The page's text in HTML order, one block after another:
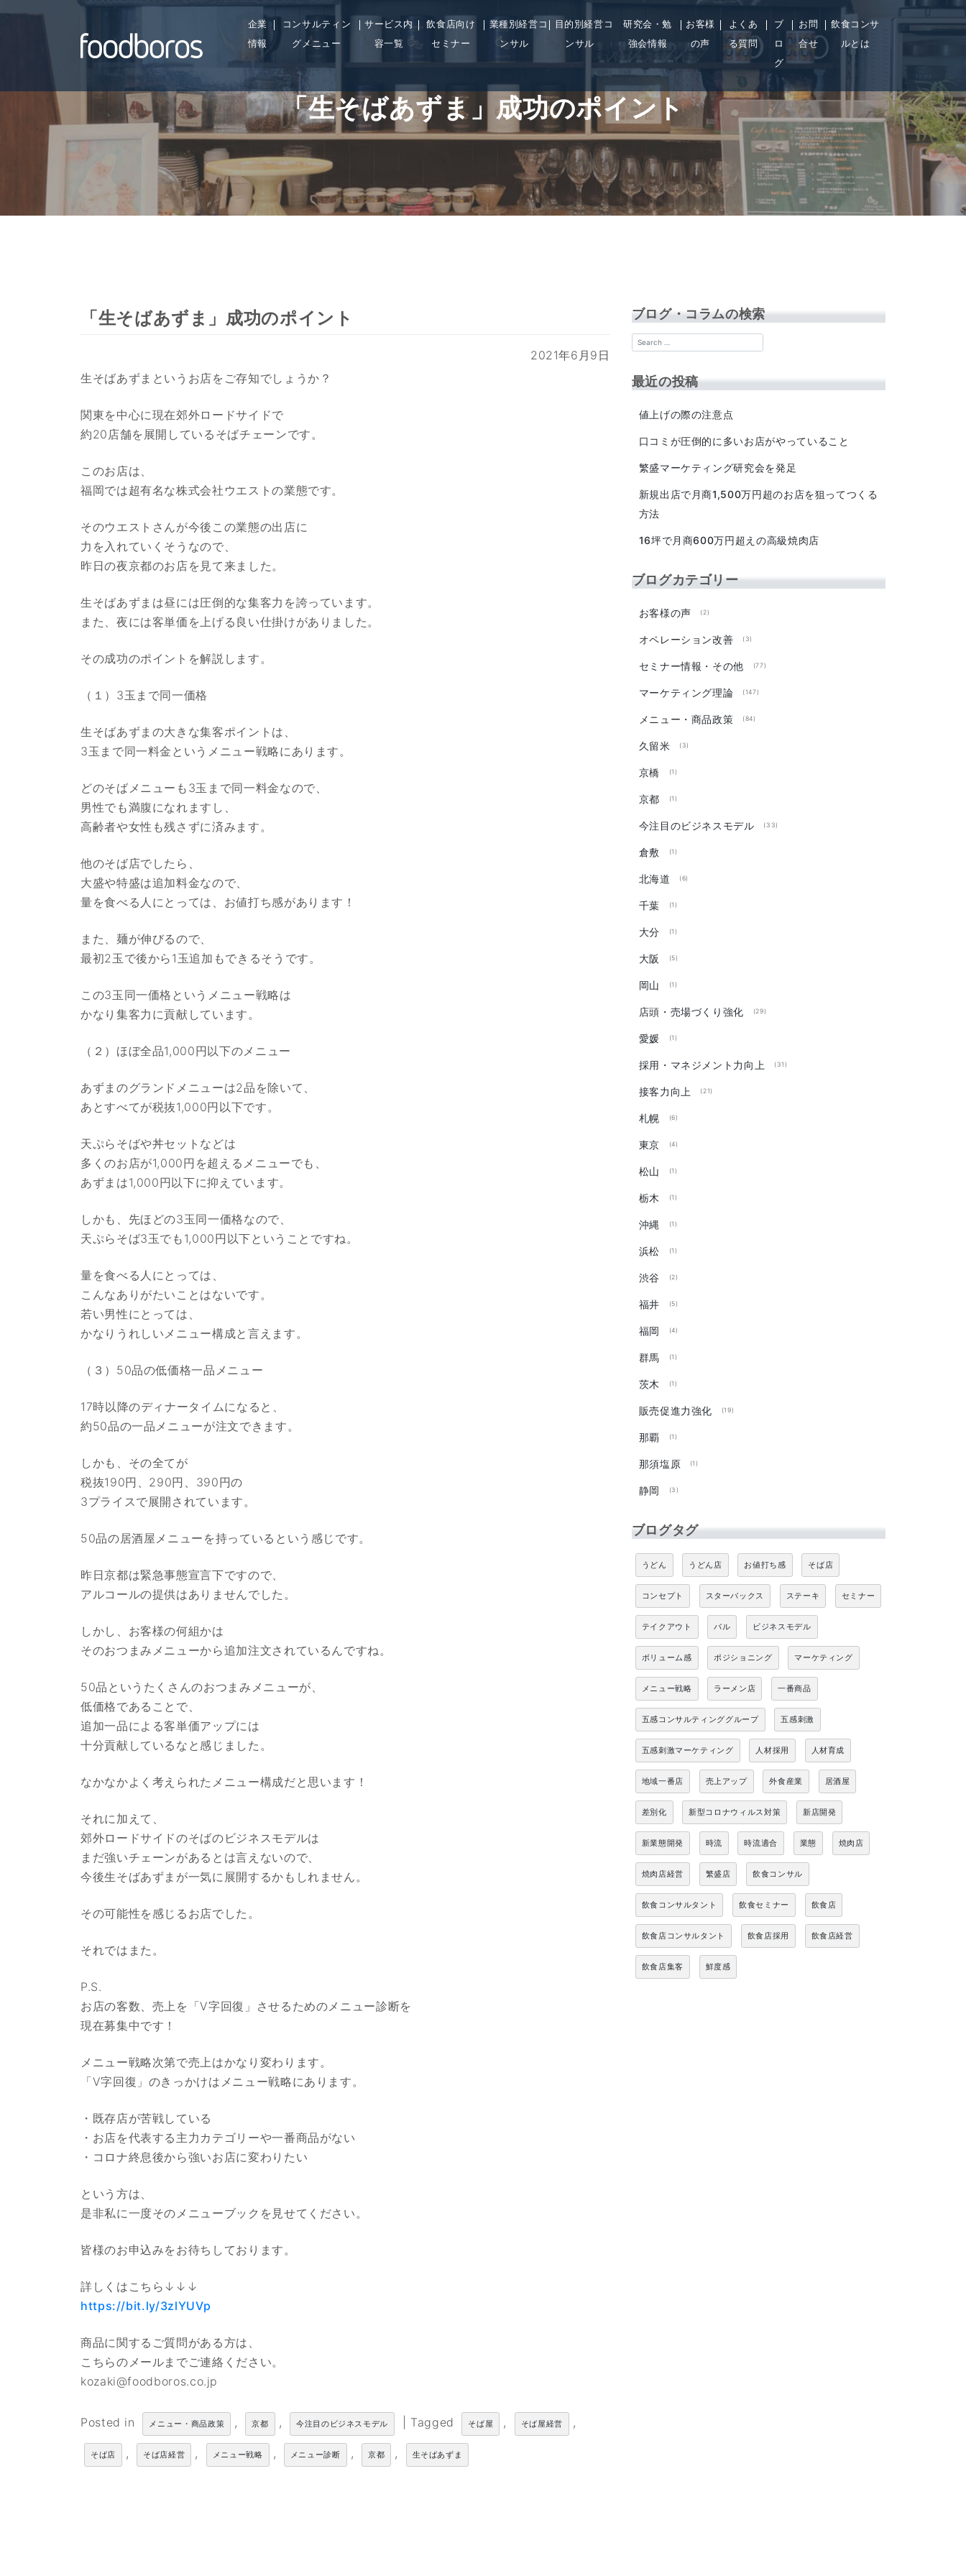
企業
情報
コンサルティン
グメニュー
サービス内
容一覧
飲食店向け
セミナー
業種別経営コ
ンサル
目的別経営コ
ンサル
研究会・勉
強会情報
お客様
の声
よくあ
る質問
ブ
ロ
グ
お問
合せ
飲食コンサ
ルとは
「生そばあずま」成功のポイント
「生そばあずま」成功のポイント
2021年6月9日
生そばあずまというお店をご存知でしょうか？
関東を中心に現在郊外ロードサイドで
約20店舗を展開しているそばチェーンです。
このお店は、
福岡では超有名な株式会社ウエストの業態です。
そのウエストさんが今後この業態の出店に
力を入れていくそうなので、
昨日の夜京都のお店を見て来ました。
生そばあずまは昼には圧倒的な集客力を誇っています。
また、夜には客単価を上げる良い仕掛けがありました。
その成功のポイントを解説します。
（１）3玉まで同一価格
生そばあずまの大きな集客ポイントは、
3玉まで同一料金というメニュー戦略にあります。
どのそばメニューも3玉まで同一料金なので、
男性でも満腹になれますし、
高齢者や女性も残さずに済みます。
他のそば店でしたら、
大盛や特盛は追加料金なので、
量を食べる人にとっては、お値打ち感があります！
また、麺が伸びるので、
最初2玉で後から1玉追加もできるそうです。
この3玉同一価格というメニュー戦略は
かなり集客力に貢献しています。
（２）ほぼ全品1,000円以下のメニュー
あずまのグランドメニューは2品を除いて、
あとすべてが税抜1,000円以下です。
天ぷらそばや丼セットなどは
多くのお店が1,000円を超えるメニューでも、
あずまは1,000円以下に抑えています。
しかも、先ほどの3玉同一価格なので、
天ぷらそば3玉でも1,000円以下ということですね。
量を食べる人にとっては、
こんなありがたいことはないです。
若い男性にとっては、
かなりうれしいメニュー構成と言えます。
（３）50品の低価格一品メニュー
17時以降のディナータイムになると、
約50品の一品メニューが注文できます。
しかも、その全てが
税抜190円、290円、390円の
3プライスで展開されています。
50品の居酒屋メニューを持っているという感じです。
昨日京都は緊急事態宣言下ですので、
アルコールの提供はありませんでした。
しかし、お客様の何組かは
そのおつまみメニューから追加注文されているんですね。
50品というたくさんのおつまみメニューが、
低価格であることで、
追加一品による客単価アップには
十分貢献しているなと感じました。
なかなかよく考えられたメニュー構成だと思います！
それに加えて、
郊外ロードサイドのそばのビジネスモデルは
まだ強いチェーンがあるとは言えないので、
今後生そばあずまが一気に展開するかもしれません。
その可能性を感じるお店でした。
それではまた。
P.S.
お店の客数、売上を「V字回復」させるためのメニュー診断を
現在募集中です！
メニュー戦略次第で売上はかなり変わります。
「V字回復」のきっかけはメニュー戦略にあります。
・既存店が苦戦している
・お店を代表する主力カテゴリーや一番商品がない
・コロナ終息後から強いお店に変わりたい
という方は、
是非私に一度そのメニューブックを見せてください。
皆様のお申込みをお待ちしております。
詳しくはこちら↓↓↓
https://bit.ly/3zlYUVp
商品に関するご質問がある方は、
こちらのメールまでご連絡ください。
kozaki@foodboros.co.jp
Posted in メニュー・商品政策 , 京都 , 今注目のビジネスモデル Tagged そば屋 , そば屋経営 ,
そば店 , そば店経営 , メニュー戦略 , メニュー診断 , 京都 , 生そばあずま
ブログ・コラムの検索
最近の投稿
値上げの際の注意点
口コミが圧倒的に多いお店がやっていること
繁盛マーケティング研究会を発足
新規出店で月商1,500万円超のお店を狙ってつくる
方法
16坪で月商600万円超えの高級焼肉店
ブログカテゴリー
お客様の声 (2)
オペレーション改善 (3)
セミナー情報・その他 (77)
マーケティング理論 (147)
メニュー・商品政策 (84)
久留米 (3)
京橋 (1)
京都 (1)
今注目のビジネスモデル (33)
倉敷 (1)
北海道 (6)
千葉 (1)
大分 (1)
大阪 (5)
岡山 (1)
店頭・売場づくり強化 (29)
愛媛 (1)
採用・マネジメント力向上 (31)
接客力向上 (21)
札幌 (6)
東京 (4)
松山 (1)
栃木 (1)
沖縄 (1)
浜松 (1)
渋谷 (2)
福井 (5)
福岡 (4)
群馬 (1)
茨木 (1)
販売促進力強化 (19)
那覇 (1)
那須塩原 (1)
静岡 (3)
ブログタグ
うどん うどん店 お値打ち感 そば店
コンセプト スターバックス ステーキ セミナー
テイクアウト バル ビジネスモデル
ボリューム感 ポジショニング マーケティング
メニュー戦略 ラーメン店 一番商品
五感コンサルティンググループ 五感刺激
五感刺激マーケティング 人材採用 人材育成
地域一番店 売上アップ 外食産業 居酒屋
差別化 新型コロナウィルス対策 新店開発
新業態開発 時流 時流適合 業態 焼肉店
焼肉店経営 繁盛店 飲食コンサル
飲食コンサルタント 飲食セミナー 飲食店
飲食店コンサルタント 飲食店採用 飲食店経営
飲食店集客 鮮度感